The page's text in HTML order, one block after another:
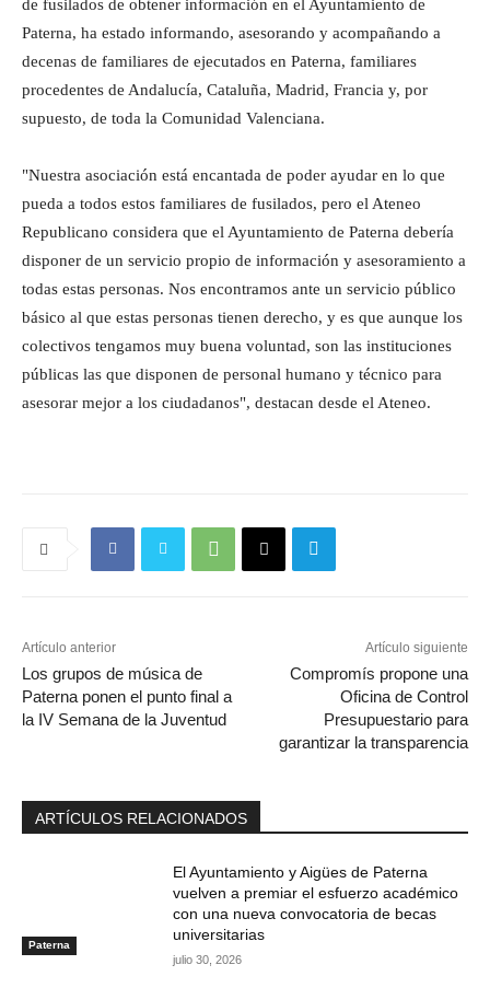
de fusilados de obtener información en el Ayuntamiento de
Paterna, ha estado informando, asesorando y acompañando a
decenas de familiares de ejecutados en Paterna, familiares
procedentes de Andalucía, Cataluña, Madrid, Francia y, por
supuesto, de toda la Comunidad Valenciana.
"Nuestra asociación está encantada de poder ayudar en lo que
pueda a todos estos familiares de fusilados, pero el Ateneo
Republicano considera que el Ayuntamiento de Paterna debería
disponer de un servicio propio de información y asesoramiento a
todas estas personas. Nos encontramos ante un servicio público
básico al que estas personas tienen derecho, y es que aunque los
colectivos tengamos muy buena voluntad, son las instituciones
públicas las que disponen de personal humano y técnico para
asesorar mejor a los ciudadanos", destacan desde el Ateneo.
Artículo anterior
Los grupos de música de
Paterna ponen el punto final a
la IV Semana de la Juventud
Artículo siguiente
Compromís propone una
Oficina de Control
Presupuestario para
garantizar la transparencia
ARTÍCULOS RELACIONADOS
Paterna
El Ayuntamiento y Aigües de Paterna
vuelven a premiar el esfuerzo académico
con una nueva convocatoria de becas
universitarias
julio 30, 2026